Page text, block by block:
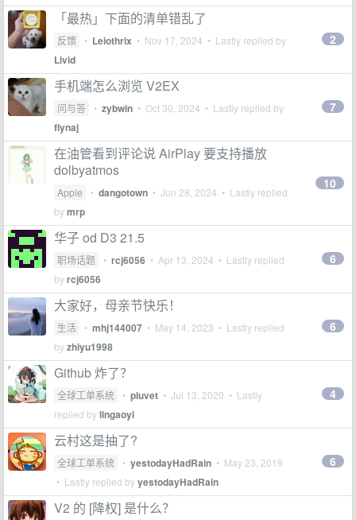
「最热」下面的清单错乱了
反馈 • Leiothrix • Nov 17, 2024 • Lastly replied by
Livid
2
手机端怎么浏览 V2EX
问与答 • zybwin • Oct 30, 2024 • Lastly replied by
flynaj
7
在油管看到评论说 AirPlay 要支持播放
dolbyatmos
Apple • dangotown • Jun 28, 2024 • Lastly replied
bymrp
10
华子 od D3 21.5
职场话题 • rcj6056 • Apr 13, 2024 • Lastly replied
byrcj6056
6
大家好，母亲节快乐！
生活 • mhj144007 • May 14, 2023 • Lastly replied
byzhiyu1998
6
Github 炸了？
全球工单系统 • pluvet • Jul 13, 2020 • Lastly
replied bylingaoyi
4
云村这是抽了?
全球工单系统 • yestodayHadRain • May 23, 2019
• Lastly replied byyestodayHadRain
6
V2 的 [降权] 是什么？